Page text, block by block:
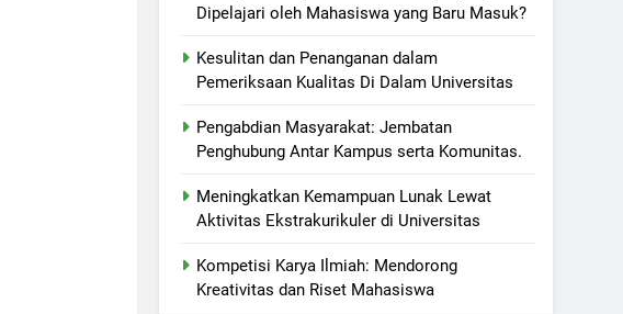
Dipelajari oleh Mahasiswa yang Baru Masuk?
Kesulitan dan Penanganan dalam
Pemeriksaan Kualitas Di Dalam Universitas
Pengabdian Masyarakat: Jembatan
Penghubung Antar Kampus serta Komunitas.
Meningkatkan Kemampuan Lunak Lewat
Aktivitas Ekstrakurikuler di Universitas
Kompetisi Karya Ilmiah: Mendorong
Kreativitas dan Riset Mahasiswa